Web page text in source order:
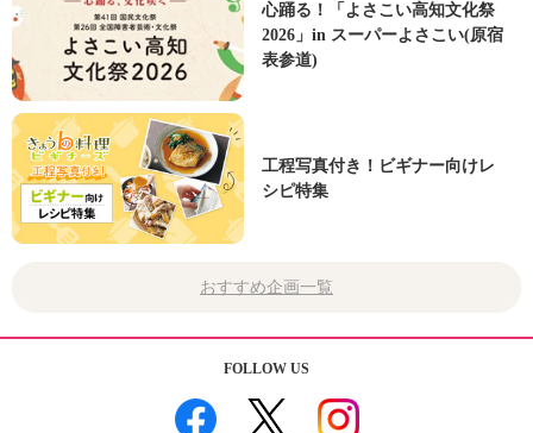
心踊る！「よさこい高知文化祭
2026」in スーパーよさこい(原宿
表参道)
工程写真付き！ビギナー向けレ
シピ特集
おすすめ企画一覧
FOLLOW US